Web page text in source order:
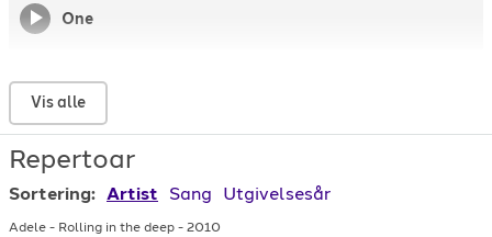
One
I wont give up
Even if
Euphoria
Vis alle
Repertoar
Sortering: Artist Sang Utgivelsesår
Adele - Rolling in the deep - 2010